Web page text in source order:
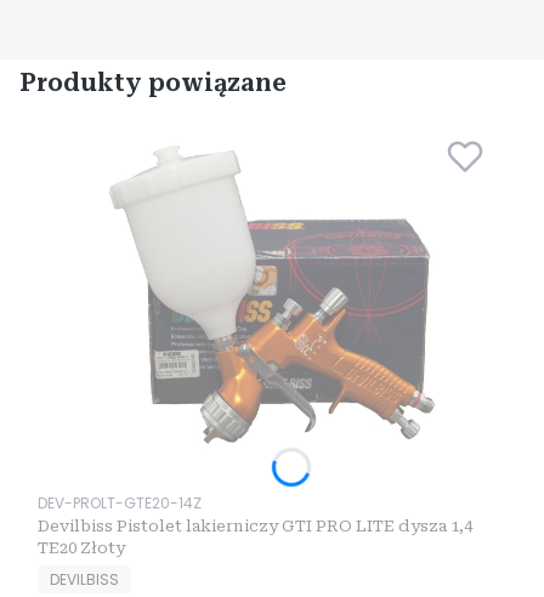
Produkty powiązane
Kod produktu
DEV-PROLT-GTE20-14Z
Devilbiss Pistolet lakierniczy GTI PRO LITE dysza 1,4
TE20 Złoty
PRODUCENT
DEVILBISS